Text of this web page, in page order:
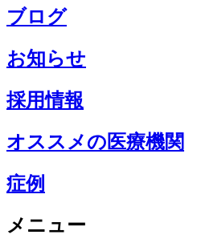
ブログ
お知らせ
採用情報
オススメの医療機関
症例
メニュー